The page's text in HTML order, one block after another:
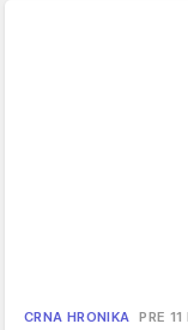
CRNA HRONIKA PRE 11